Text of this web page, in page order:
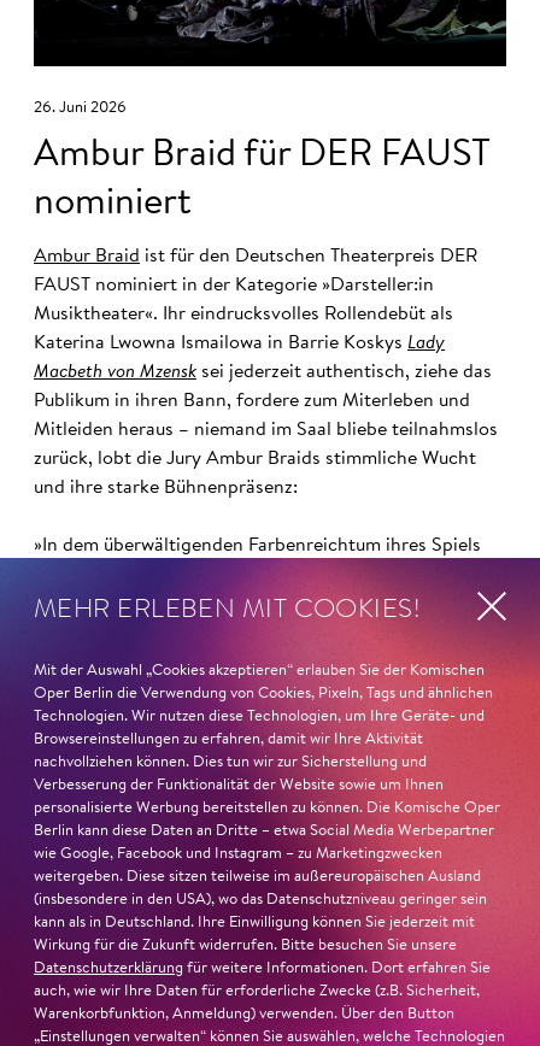
26. Juni 2026
Ambur Braid für DER FAUST
nominiert
Ambur Braid ist für den Deutschen Theaterpreis DER
FAUST nominiert in der Kategorie »Darsteller:in
Musiktheater«. Ihr eindrucksvolles Rollendebüt als
Katerina Lwowna Ismailowa in Barrie Koskys Lady
Macbeth von Mzensk sei jederzeit authentisch, ziehe das
Publikum in ihren Bann, fordere zum Miterleben und
Mitleiden heraus – niemand im Saal bliebe teilnahmslos
zurück, lobt die Jury Ambur Braids stimmliche Wucht
und ihre starke Bühnenpräsenz:
»In dem überwältigenden Farbenreichtum ihres Spiels
sind Auflehnung und Verletzlichkeit ebenso nachfühlbar
wie die verzweifelte Einsamkeit ihrer Figur.«Jury-
MEHR ERLEBEN MIT COOKIES!
Mit der Auswahl „Cookies akzeptieren“ erlauben Sie der Komischen
Oper Berlin die Verwendung von Cookies, Pixeln, Tags und ähnlichen
Technologien. Wir nutzen diese Technologien, um Ihre Geräte- und
Browsereinstellungen zu erfahren, damit wir Ihre Aktivität
nachvollziehen können. Dies tun wir zur Sicherstellung und
Verbesserung der Funktionalität der Website sowie um Ihnen
personalisierte Werbung bereitstellen zu können. Die Komische Oper
Berlin kann diese Daten an Dritte – etwa Social Media Werbepartner
wie Google, Facebook und Instagram – zu Marketingzwecken
weitergeben. Diese sitzen teilweise im außereuropäischen Ausland
(insbesondere in den USA), wo das Datenschutzniveau geringer sein
kann als in Deutschland. Ihre Einwilligung können Sie jederzeit mit
Wirkung für die Zukunft widerrufen. Bitte besuchen Sie unsere
Datenschutzerklärung für weitere Informationen. Dort erfahren Sie
auch, wie wir Ihre Daten für erforderliche Zwecke (z.B. Sicherheit,
Warenkorbfunktion, Anmeldung) verwenden. Über den Button
„Einstellungen verwalten“ können Sie auswählen, welche Technologien